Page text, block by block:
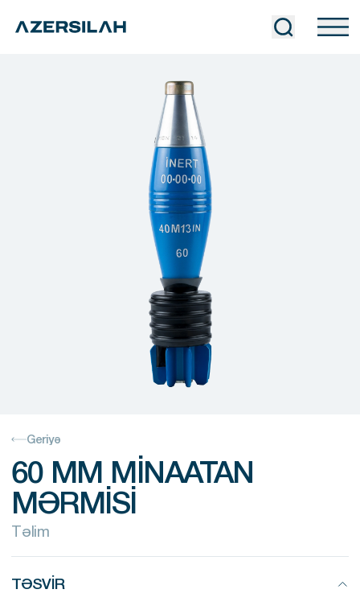
Geriyə
60 MM MINAATAN
MƏRMISI
Təlim
TƏSVIR